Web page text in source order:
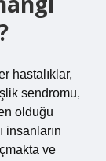
hastalıklar,
sendromu,
olduğu
insanların
ve